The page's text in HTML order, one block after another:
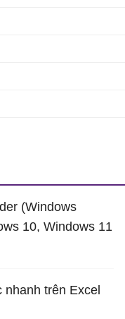
(Windows
10, Windows 11
trên Excel